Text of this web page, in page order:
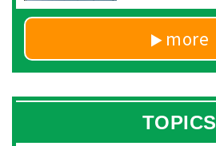
more
TOPICS